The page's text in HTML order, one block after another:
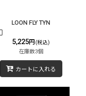
LOON FLY TYN
5,225円 (税込)
在庫数3個
カートに入れる